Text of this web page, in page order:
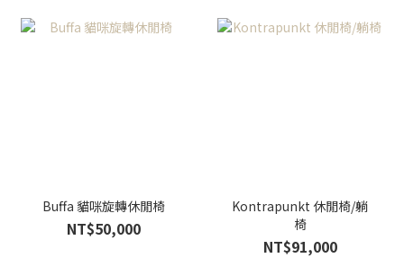
Buffa 貓咪旋轉休閒椅
NT$50,000
Kontrapunkt 休閒椅/躺
椅
NT$91,000